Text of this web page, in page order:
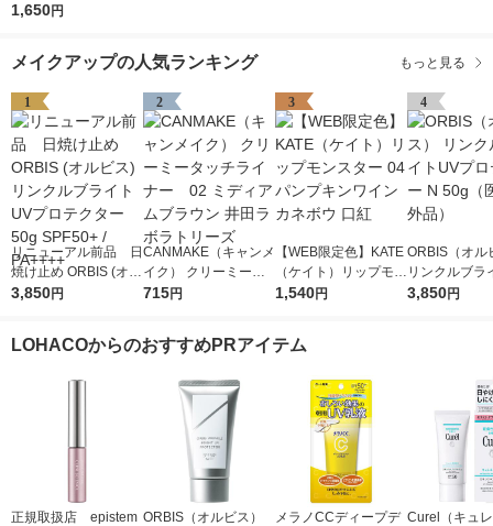
Ｋー1Kanebo（カネ
1,650円
メイクアップの人気ランキング もっと見る
1
リニューアル前品 日
焼け止め ORBIS (オル
ビス) リンクルブライ
3,850円
2
CANMAKE（キャンメ
イク） クリーミータ
ッチライナー 02 ミ
715円
3
【WEB限定色】KATE
（ケイト）リップモン
スター 04 パンプキン
1,540円
4
ORBIS（オル
リンクルブラ
プロテクター
3,850円
LOHACOからのおすすめPRアイテム
正規取扱店 epistem ORBIS（オルビス）
メラノCCディープデ Curel（キュ